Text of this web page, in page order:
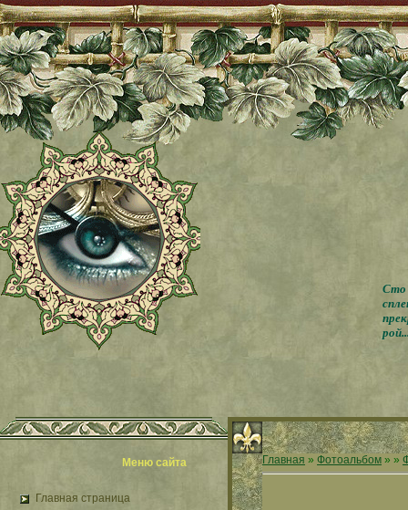
Сто
Меню сайта
Главная страница
Главная » Фотоальбом » »